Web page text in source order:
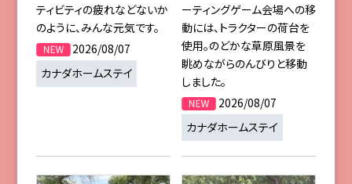
ティビティの疲れなどないか
のように、みんな元気です。
2026/08/07
カナダホームステイ
ーティングゲーム会場への移
動には、トラクターの荷台を
使用。のどかな草原風景を
眺めながらのんびりと移動
しました。
2026/08/07
カナダホームステイ